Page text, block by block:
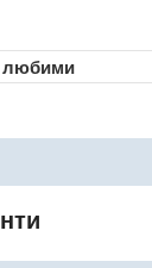
любими